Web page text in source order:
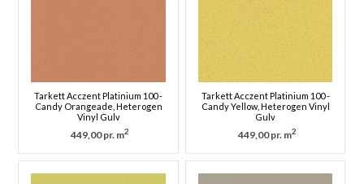
Tarkett Acczent Platinium 100 -
Candy Orangeade, Heterogen
Vinyl Gulv
449,00 pr. m2
Tarkett Acczent Platinium 100 -
Candy Yellow, Heterogen Vinyl
Gulv
449,00 pr. m2